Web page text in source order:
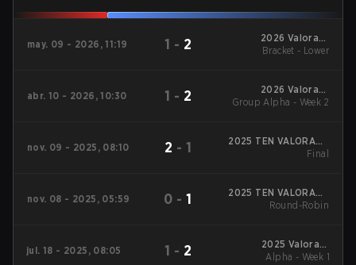
may. 09 - 2026, 11:19 1 - 2
2026 Valorant
Champions Tour:
Bracket - Lower
abr. 10 - 2026, 10:30 1 - 2
2026 Valorant
Champions Tour:
Group Alpha - Week 2
nov. 09 - 2025, 08:10 2 - 1
2025 TEN VALORANT
Global Invitational
Final
nov. 08 - 2025, 05:59 0 -1
2025 TEN VALORANT
Global Invitational
Round-Robin
jul. 18 - 2025, 08:05 1 - 2
2025 Valorant
Champions Tour:
Alpha - Week 1